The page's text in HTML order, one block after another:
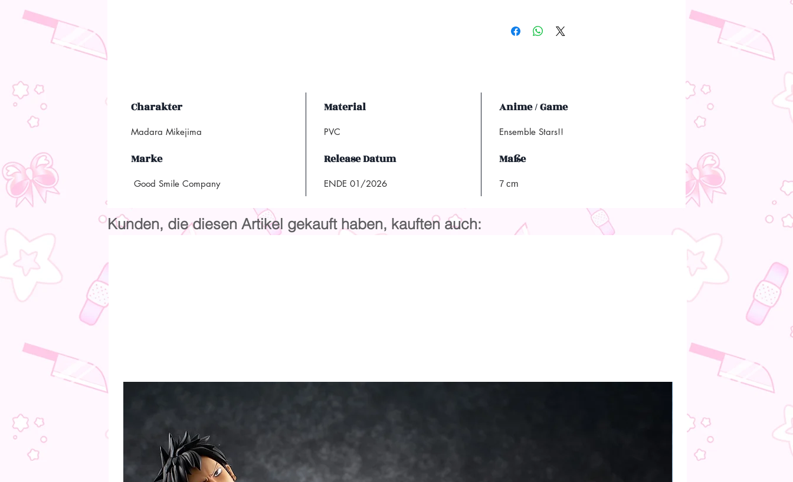
Charakter
Madara Mikejima
Material
PVC
Anime / Game
Ensemble Stars!!
Marke
Good Smile Company
Release Datum
ENDE 01/2026
Maße
7 cm
Kunden, die diesen Artikel gekauft haben, kauften auch: